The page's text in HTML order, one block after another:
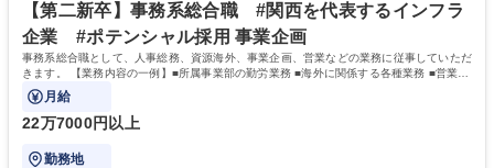
ます。 学歴・資格 学歴：大学院 大学 高専 短大 専修学校 高校 語学力：
資格：
【第二新卒】事務系総合職 #関西を代表するインフラ
企業 #ポテンシャル採用 事業企画
事務系総合職として、人事総務、資源海外、事業企画、営業などの業務に従事していただ
きます。 【業務内容の一例】■所属事業部の勤労業務 ■海外に関係する各種業務 ■営業部
門の企画スタッフ、ルート営業
月給
22万7000円以上
勤務地